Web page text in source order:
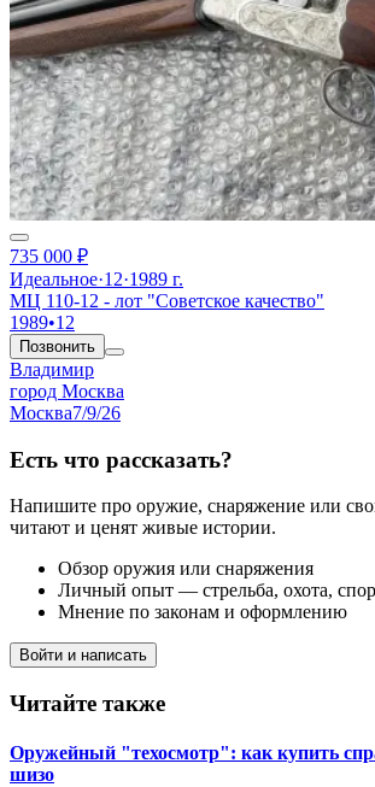
735 000 ₽
Идеальное·12·1989 г.
МЦ 110-12 - лот "Советское качество"
1989•12
Позвонить
Владимир
город Москва
Москва7/9/26
Есть что рассказать?
Напишите про оружие, снаряжение или
читают и ценят живые истории.
Обзор оружия или снаряжения
Личный опыт — стрельба, охота,
Мнение по законам и оформлению
Войти и написать
Читайте также
Оружейный "техосмотр": как купить
шизо